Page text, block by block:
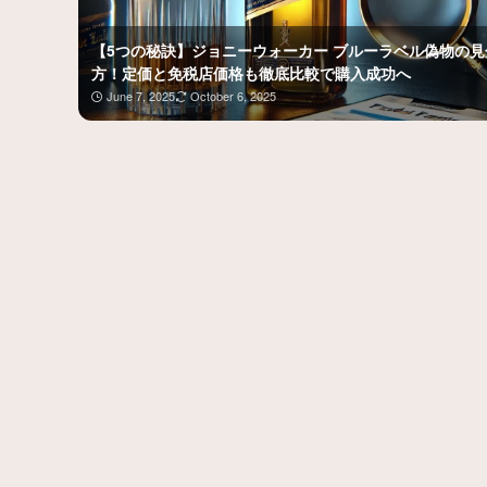
【5つの秘訣】ジョニーウォーカー ブルーラベル偽物の
方！定価と免税店価格も徹底比較で購入成功へ
June 7, 2025 October 6, 2025